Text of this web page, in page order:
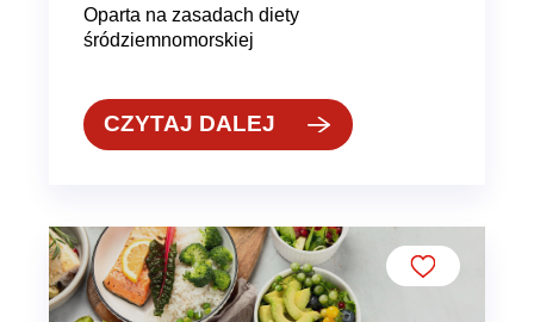
Oparta na zasadach diety
śródziemnomorskiej
CZYTAJ DALEJ